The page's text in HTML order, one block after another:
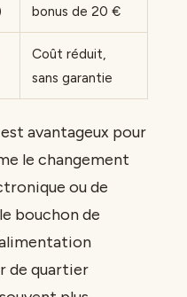
bonus de 20 €
Coût réduit,
sans garantie
avantageux pour
le changement
ou de
bouchon de
de quartier